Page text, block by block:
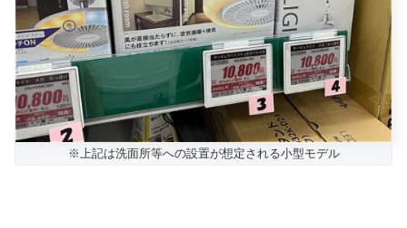
※上記は洗面所等への設置が想定される小型モデル